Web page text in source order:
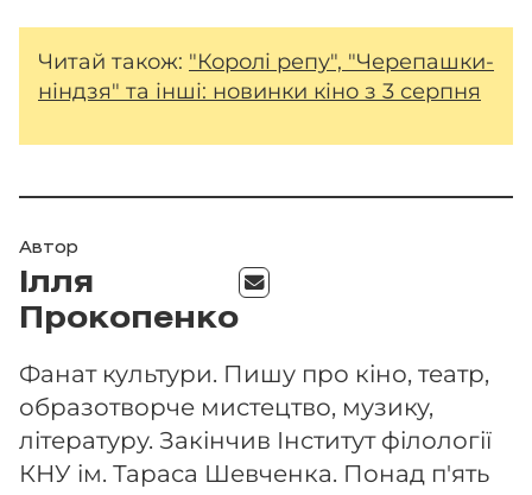
Читай також: "Королі репу", "Черепашки-
ніндзя" та інші: новинки кіно з 3 серпня
Автор
Ілля
Прокопенко
Фанат культури. Пишу про кіно, театр,
образотворче мистецтво, музику,
літературу. Закінчив Інститут філології
КНУ ім. Тараса Шевченка. Понад п'ять